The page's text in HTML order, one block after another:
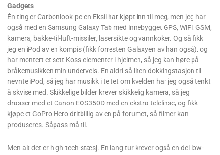
Gadgets
Én ting er Carbonlook-pc-en Eksil har kjøpt inn til meg, men jeg har
også med en Samsung Galaxy Tab med innebygget GPS, WiFi, GSM,
kamera, bakke-til-luft-missiler, lasersikte og vannkoker. Og så fikk
jeg en iPod av en kompis (fikk forresten Galaxyen av han også), og
har montert et sett Koss-elementer i hjelmen, så jeg kan høre på
bråkemusikken min underveis. En aldri så liten dokkingstasjon til
nevnte iPod, så jeg har musikk i teltet om kvelden har jeg også tenkt
å skvise med. Skikkelige bilder krever skikkelig kamera, så jeg
drasser med et Canon EOS350D med en ekstra telelinse, og fikk
kjøpe et GoPro Hero dritbillig av en på forumet, så filmer kan